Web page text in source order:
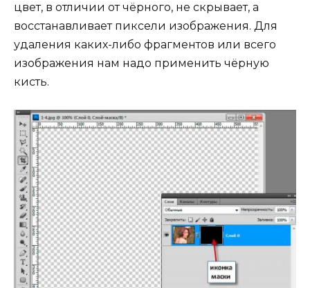
цвет, в отличии от чёрного, не скрывает, а
восстанавливает пиксели изображения. Для
удаления каких-либо фрагментов или всего
изображения нам надо применить чёрную
кисть.